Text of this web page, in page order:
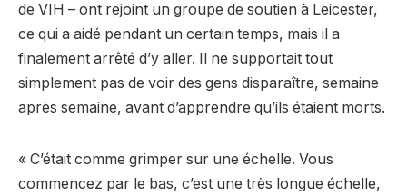
de VIH – ont rejoint un groupe de soutien à Leicester,
ce qui a aidé pendant un certain temps, mais il a
finalement arrêté d’y aller. Il ne supportait tout
simplement pas de voir des gens disparaître, semaine
après semaine, avant d’apprendre qu’ils étaient morts.
« C’était comme grimper sur une échelle. Vous
commencez par le bas, c’est une très longue échelle,